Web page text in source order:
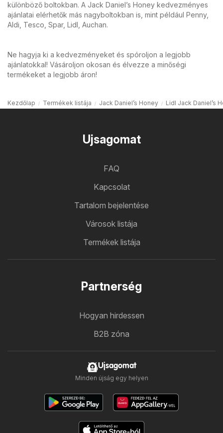
különböző boltokban. A Jack Daniel’s Honey kedvezményes
ajánlatai elérhetők más nagyboltokban is, mint például Penny,
Aldi, Tesco, Spar, Lidl, Auchan.
Ne hagyja ki a kedvezményeket és spóroljon a legjobb
ajánlatokkal! Vásároljon okosan és élvezze a minőségi
termékeket a legjobb áron!
Kezdőlap Termékek listája Jack Daniel’s Honey Lidl Jack Daniel’s
Ujsagomat
FAQ
Kapcsolat
Tartalom bejelentése
Városok listája
Termékek listája
Partnerség
Hogyan hirdessen
B2B zóna
Ujsagomat
Minden újság egy helyen